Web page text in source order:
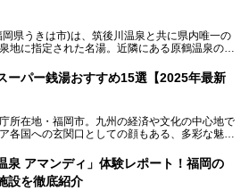
県うきは市)は、筑後川温泉と共に県内唯一の
地に指定された名湯。近隣にある原鶴温泉の観
温泉 鶴は千年」は、吉井温泉にある日帰り入
ァンに愛され続けています。今回は筆者自ら日
自慢の温泉を中心に詳細レビューします！
ーパー銭湯おすすめ15選【2025年最新
所在地・福岡市。九州の経済や文化の中心地で
各国への玄関口としての顔もある、多彩な魅力
市は、スーパー銭湯も多種多彩。玄界灘を眺めら
気分満点のスーパー銭湯から、繁華街近くのレ
泉 アマンディ」体験レポート！福岡の
設を徹底紹介